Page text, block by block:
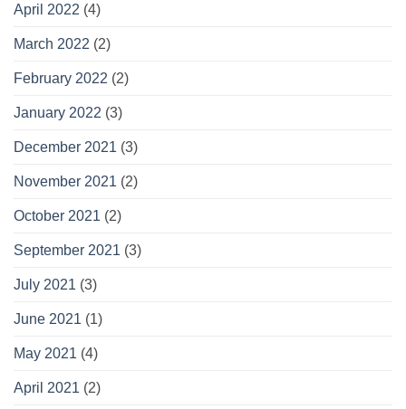
April 2022 (4)
March 2022 (2)
February 2022 (2)
January 2022 (3)
December 2021 (3)
November 2021 (2)
October 2021 (2)
September 2021 (3)
July 2021 (3)
June 2021 (1)
May 2021 (4)
April 2021 (2)